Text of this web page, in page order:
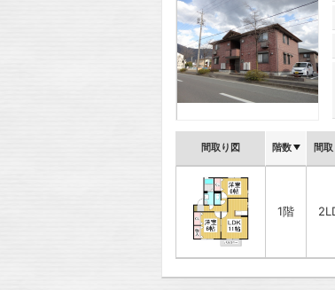
間取り図 階数 間取
1階